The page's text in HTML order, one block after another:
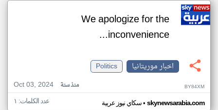
We apologize for the
inconvenience...
اخبار موريتانيا
Politics
Oct 03, 2024
منذ سنة BY84XM
سكاي نيوز عربية• skynewsarabia.com عدد الكلمات: ١